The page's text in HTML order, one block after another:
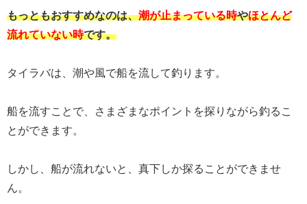
もっともおすすめなのは、潮が止まっている時やほとんど
流れていない時です。
タイラバは、潮や風で船を流して釣ります。
船を流すことで、さまざまなポイントを探りながら釣るこ
とができます。
しかし、船が流れないと、真下しか探ることができませ
ん。